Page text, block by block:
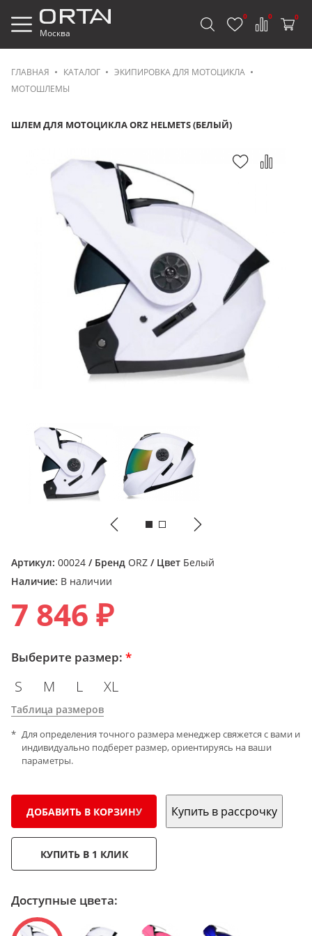
Москва
0 0 0
ГЛАВНАЯ КАТАЛОГ
ЭКИПИРОВКА ДЛЯ МОТОЦИКЛА
МОТОШЛЕМЫ
ШЛЕМ ДЛЯ МОТОЦИКЛА ORZ HELMETS (БЕЛЫЙ)
Артикул: 00024 / Бренд ORZ / Цвет Белый
Наличие: В наличии
7 846 ₽
Выберите размер: *
S M L XL
Таблица размеров
Для определения точного размера менеджер свяжется с вами и
индивидуально подберет размер, ориентируясь на ваши
параметры.
ДОБАВИТЬ В КОРЗИНУ Купить в рассрочку
КУПИТЬ В 1 КЛИК
Доступные цвета: